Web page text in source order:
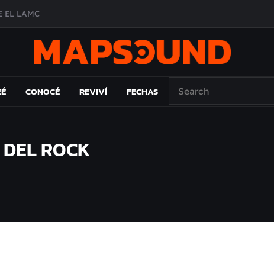
ÉPOCA EN FORMA DE DISCO
EL ENSAYO
CONOCÉ REVIVÍ FECHAS
ROCK